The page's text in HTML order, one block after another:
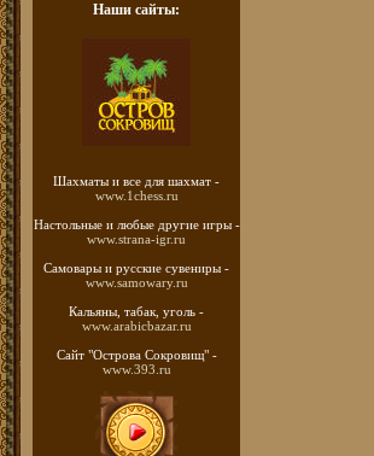
Наши сайты:
Шахматы и все для шахмат -
www.1chess.ru
Настольные и любые другие игры -
www.strana-igr.ru
Самовары и русские сувениры -
www.samowary.ru
Кальяны, табак, уголь -
www.arabicbazar.ru
Сайт "Острова Сокровищ" -
www.393.ru